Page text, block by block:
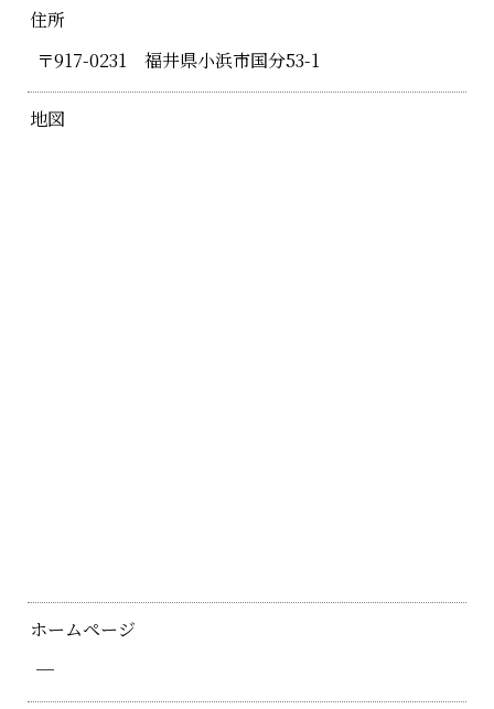
住所
〒917-0231 福井県小浜市国分53-1
地図
ホームページ
─